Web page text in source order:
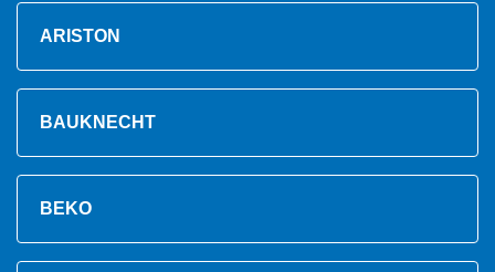
ARISTON
BAUKNECHT
BEKO